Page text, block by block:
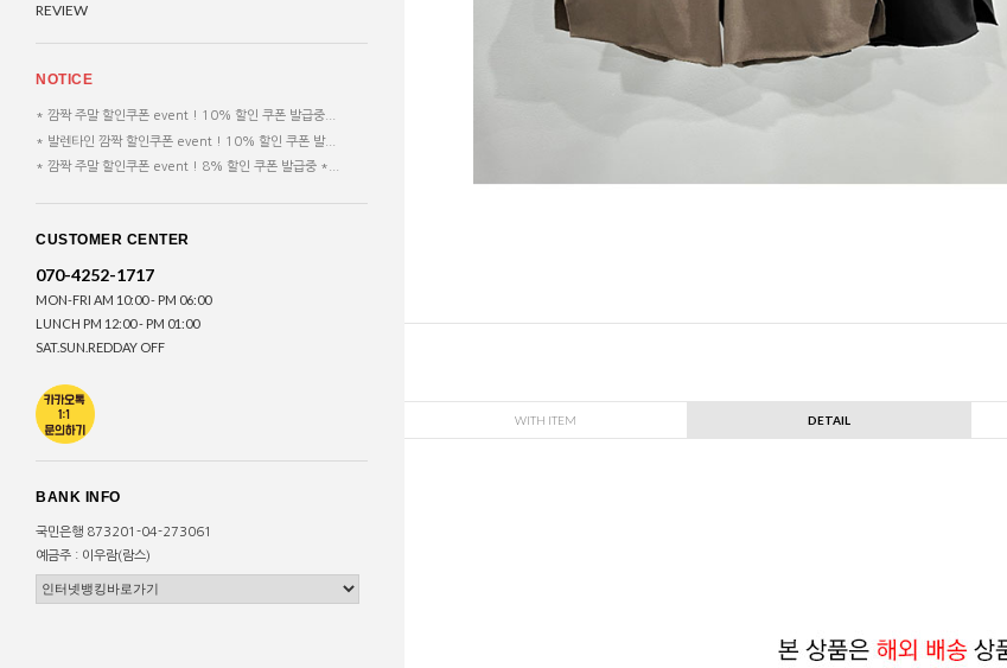
REVIEW
NOTICE
* 깜짝 주말 할인쿠폰 event ! 10% 할인 쿠폰 발급중...
* 발렌타인 깜짝 할인쿠폰 event ! 10% 할인 쿠폰 발...
* 깜짝 주말 할인쿠폰 event ! 8% 할인 쿠폰 발급중 *...
CUSTOMER CENTER
070-4252-1717
MON-FRI AM 10:00 - PM 06:00
LUNCH PM 12:00 - PM 01:00
SAT.SUN.REDDAY OFF
BANK INFO
국민은행 873201-04-273061
예금주 : 이우람(람스)
WITH ITEM DETAIL